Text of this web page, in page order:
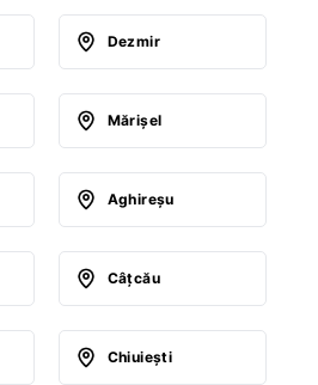
Dezmir
Mărişel
Aghireşu
Câţcău
Chiuieşti